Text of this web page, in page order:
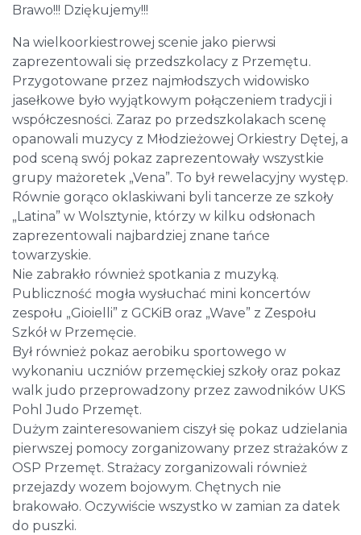
Brawo!!! Dziękujemy!!!
Na wielkoorkiestrowej scenie jako pierwsi
zaprezentowali się przedszkolacy z Przemętu.
Przygotowane przez najmłodszych widowisko
jasełkowe było wyjątkowym połączeniem tradycji i
współczesności. Zaraz po przedszkolakach scenę
opanowali muzycy z Młodzieżowej Orkiestry Dętej, a
pod sceną swój pokaz zaprezentowały wszystkie
grupy mażoretek „Vena”. To był rewelacyjny występ.
Równie gorąco oklaskiwani byli tancerze ze szkoły
„Latina” w Wolsztynie, którzy w kilku odsłonach
zaprezentowali najbardziej znane tańce
towarzyskie.
Nie zabrakło również spotkania z muzyką.
Publiczność mogła wysłuchać mini koncertów
zespołu „Gioielli” z GCKiB oraz „Wave” z Zespołu
Szkół w Przemęcie.
Był również pokaz aerobiku sportowego w
wykonaniu uczniów przemęckiej szkoły oraz pokaz
walk judo przeprowadzony przez zawodników UKS
Pohl Judo Przemęt.
Dużym zainteresowaniem ciszył się pokaz udzielania
pierwszej pomocy zorganizowany przez strażaków z
OSP Przemęt. Strażacy zorganizowali również
przejazdy wozem bojowym. Chętnych nie
brakowało. Oczywiście wszystko w zamian za datek
do puszki.